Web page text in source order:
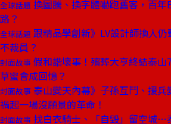
全球話題 換圖騰、換字體嚇跑舊客，百
路？
全球話題 跟精品學創新》LV設計師換人
不裁員？
封面故事 假和諧壞事！殯葬大亨終結泰
草蜜會成回憶？
封面故事 泰山變天內幕》子孫互鬥、援
禍起一場沒願景的革命！
封面故事 找白衣騎士、「自毀」留空城⋯